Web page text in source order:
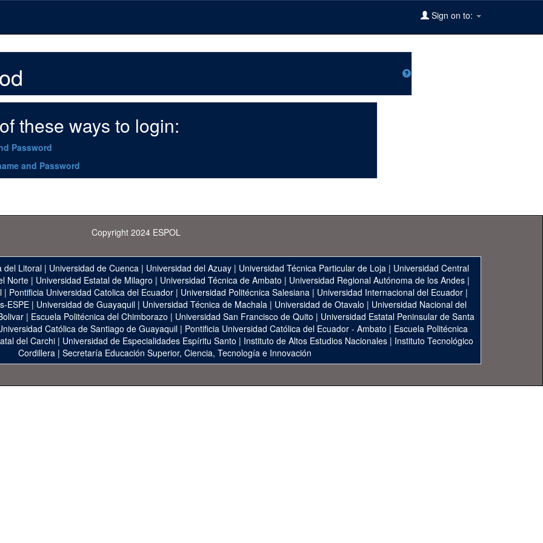
Sign on to:
these ways to login:
Password
and Password
Copyright 2024 ESPOL
del Litoral | Universidad de Cuenca | Universidad del Azuay | Universidad Técnica Particular de Loja | Universidad Central
Norte| Universidad Estatal de Milagro | Universidad Técnica de Ambato | Universidad Regional Autónoma de los Andes|
| Pontificia Universidad Catolica del Ecuador| Universidad Politécnica Salesiana| Universidad Internacional del Ecuador|
ESPE | Universidad de Guayaquil | Universidad Técnica de Machala | Universidad de Otavalo | Universidad Nacional del
| Escuela Politécnica del Chimborazo | Universidad San Francisco de Quito | Universidad Estatal Peninsular de Santa
Católica de Santiago de Guayaquil | Pontificia Universidad Católica del Ecuador - Ambato | Escuela Politécnica
del Carchi | Universidad de Especialidades Espíritu Santo | Instituto de Altos Estudios Nacionales | Instituto Tecnológico
Cordillera| Secretaría Educación Superior, Ciencia, Tecnología e Innovación